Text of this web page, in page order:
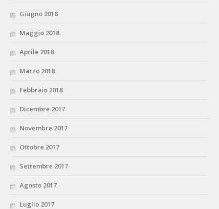
Giugno 2018
Maggio 2018
Aprile 2018
Marzo 2018
Febbraio 2018
Dicembre 2017
Novembre 2017
Ottobre 2017
Settembre 2017
Agosto 2017
Luglio 2017